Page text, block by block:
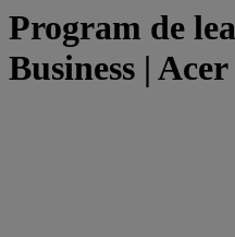
Program de
Business |